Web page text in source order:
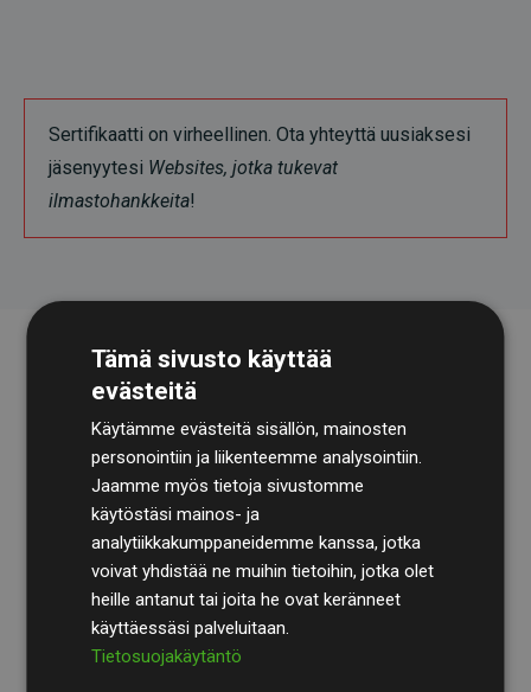
Sertifikaatti on virheellinen. Ota yhteyttä uusiaksesi
jäsenyytesi Websites, jotka tukevat
ilmastohankkeita!
TilintarkastusyhtiöBDOkäy säännöllisesti läpi
laskelmamme ja menetelmämme varmistaakseen
läpinäkyvyyden ja luotettavuuden.
Heidän tarkastuksensa osoittavat, että investoinnit
ilmastohankkeisiin kompensoivat keskimäärin
Tämä sivusto käyttää
evästeitä
Käytämme evästeitä sisällön, mainosten
personointiin ja liikenteemme analysointiin.
Jaamme myös tietoja sivustomme
käytöstäsi mainos- ja
analytiikkakumppaneidemme kanssa, jotka
voivat yhdistää ne muihin tietoihin, jotka olet
heille antanut tai joita he ovat keränneet
käyttäessäsi palveluitaan.
Tietosuojakäytäntö